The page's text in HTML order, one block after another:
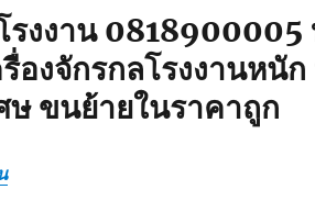
งงาน 0818900005
องจักรกลโรงงานหนั
ษ ขนย้ายในราคาถูก